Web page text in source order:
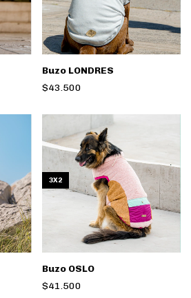
Buzo LONDRES
$43.500
3X2
Buzo OSLO
$41.500